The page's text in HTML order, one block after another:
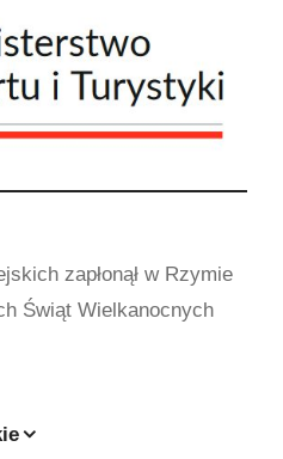
zapłonął w Rzymie
Świąt Wielkanocnych